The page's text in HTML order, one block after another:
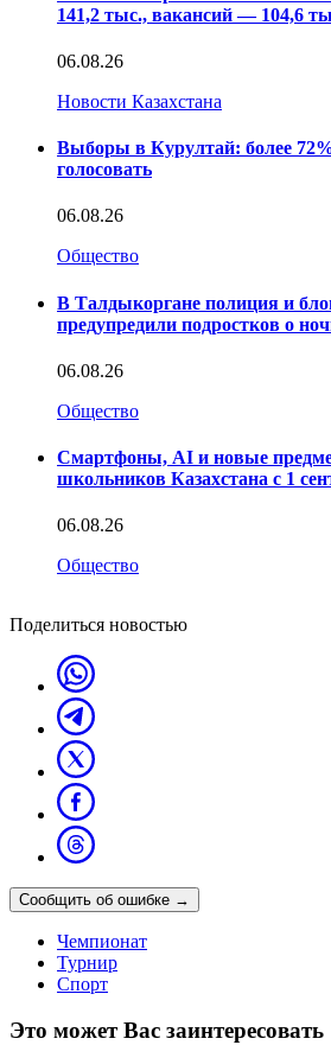
141,2 тыс., вакансий — 104,6
06.08.26
Новости Казахстана
Выборы в Курултай: более
голосовать
06.08.26
Общество
В Талдыкоргане полиция и
предупредили подростков о
06.08.26
Общество
Смартфоны, AI и новые
школьников Казахстана с 1
06.08.26
Общество
Поделиться новостью
Сообщить об ошибке →
Чемпионат
Турнир
Спорт
Это может Вас заинтересовать